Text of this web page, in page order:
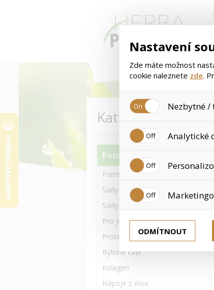
Kategorie
Vyberte si kategorii zboží
Potravinové doplňky
Formula 1 a jiné Výživné koktejly
Sady s Formula 1 koktejly 550g
Sady s Formula 1 koktejly 780g
Pro ještě více Proteinu-Bílkovin
Proteinové doplňky
Bylinné čaje
Kolagen
Nápoje z Aloe
Nastavení
Zde máte možnost
cookie naleznete zde.
Nezbytné /
Používají se mimo jiné k
tyto cookies není
Analytické
již nejedná o osobní
navštívené odkazy,
zkušenosti. Díky nim
doporučením produktů či
ODMÍTNOUT